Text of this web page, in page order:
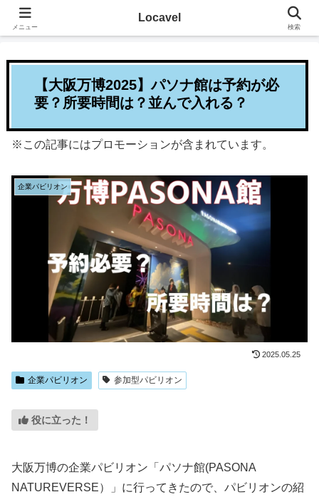
その地に溶け込むローカルたび
【大阪万博2025】パソナ館は予約が必
要？所要時間は？並んで入れる？
※この記事にはプロモーションが含まれています。
企業パビリオン
2025.05.25
企業パビリオン 参加型パビリオン
役に立った！
大阪万博の企業パビリオン「パソナ館(PASONA
NATUREVERSE）」に行ってきたので、パビリオンの紹
メニュー
Locavel
検索